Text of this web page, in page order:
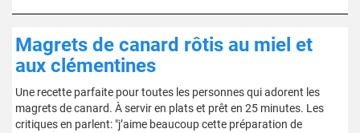
Magrets de canard rôtis au miel et
aux clémentines
Une recette parfaite pour toutes les personnes qui adorent les
magrets de canard. À servir en plats et prêt en 25 minutes. Les
critiques en parlent: "j’aime beaucoup cette préparation de